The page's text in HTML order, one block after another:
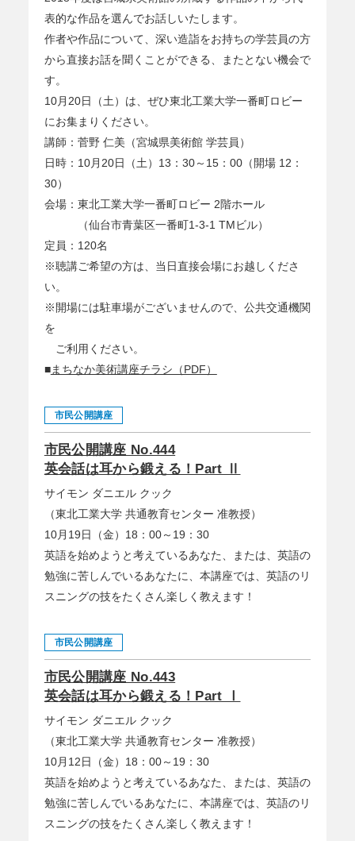
表的な作品を選んでお話しいたします。
作者や作品について、深い造詣をお持ちの学芸員の方
から直接お話を聞くことができる、またとない機会で
す。
10月20日（土）は、ぜひ東北工業大学一番町ロビー
にお集まりください。
講師：菅野 仁美（宮城県美術館 学芸員）
日時：10月20日（土）13：30～15：00（開場 12：
30）
会場：東北工業大学一番町ロビー 2階ホール
（仙台市青葉区一番町1-3-1 TMビル）
定員：120名
※聴講ご希望の方は、当日直接会場にお越しくださ
い。
※開場には駐車場がございませんので、公共交通機関
を
ご利用ください。
■まちなか美術講座チラシ（PDF）
市民公開講座
市民公開講座 No.444
英会話は耳から鍛える！Part Ⅱ
サイモン ダニエル クック
（東北工業大学 共通教育センター 准教授）
10月19日（金）18：00～19：30
英語を始めようと考えているあなた、または、英語の
勉強に苦しんでいるあなたに、本講座では、英語のリ
スニングの技をたくさん楽しく教えます！
市民公開講座
市民公開講座 No.443
英会話は耳から鍛える！Part Ⅰ
サイモン ダニエル クック
（東北工業大学 共通教育センター 准教授）
10月12日（金）18：00～19：30
英語を始めようと考えているあなた、または、英語の
勉強に苦しんでいるあなたに、本講座では、英語のリ
スニングの技をたくさん楽しく教えます！